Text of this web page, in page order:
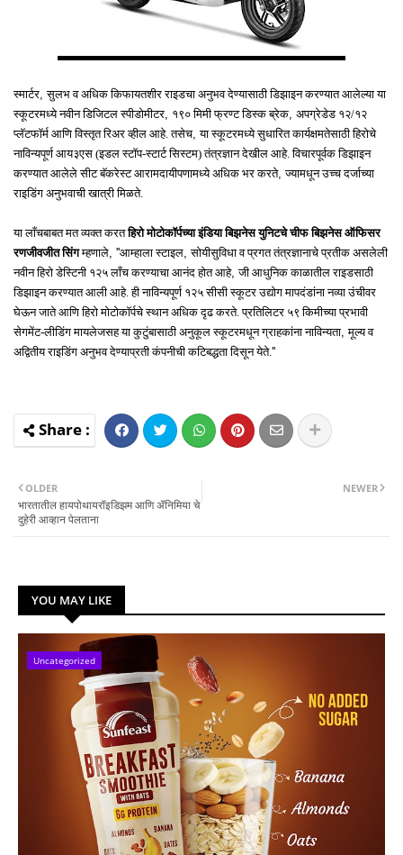
स्‍मार्टर ,सुलभ व अधिक किफायतशीर राइडचा अनुभव देण्‍यासाठी डिझाइन करण्‍यात आलेल्‍या या
स्‍कूटरमध्‍ये नवीन डिजिटल स्‍पीडोमीटर
१९० मिमी फ्रण्‍ट डिस्‍क ब्रेक अपग्रेडेड १२/१२
प्‍लॅटफॉर्म आणि विस्‍तृत रिअर व्‍हील आहे. तसेच,या स्‍कूटरमध्‍ये सुधारित कार्यक्षमतेसाठी हिरोचे
नाविन्‍यपूर्ण आय३एस (इडल स्‍टॉप-स्‍टार्ट सिस्‍टम) तंत्रज्ञान देखील आहे. विचारपूर्वक डिझाइन
करण्‍यात आलेले सीट बॅकरेस्‍ट आरामदायीपणामध्‍ये अधिक भर करते,ज्‍यामधून उच्‍च दर्जाच्‍या
राइडिंग अनुभवाची खात्री मिळते.
या लाँचबाबत मत व्‍यक्‍त करतहिरो मोटोकॉर्पच्‍या इंडिया बिझनेस युनिटचे चीफ बिझनेस ऑफिसर
रणजीवजीत सिंगम्‍हणाले , ''आम्‍हाला स्‍टाइल ,सोयीसुविधा व प्रगत तंत्रज्ञानाचे प्रतीक असलेली
नवीन हिरो डेस्टिनी १२५ लाँच करण्‍याचा आनंद होत आहे,जी आधुनिक काळातील राइडसाठी
डिझाइन करण्‍यात आली आहे. ही नाविन्‍यपूर्ण १२५ सीसी स्‍कूटर उद्योग मापदंडांना नव्‍या उंचीवर
घेऊन जाते आणि हिरो मोटोकॉर्पचे स्‍थान अधिक दृढ करते. प्रतिलिटर ५९ किमीच्‍या प्रभावी
सेगमेंट-लीडिंग मायलेजसह या कुटुंबासाठी अनुकूल स्‍कूटरमधून ग्राहकांना नाविन्‍यता ,मूल्‍य व
अद्वितीय राइडिंग अनुभव देण्‍याप्रती कंपनीची कटिबद्धता दिसून येते.''
NEWER
OLDER
भारतातील हायपोथायरॉइडिझम आणि ॲनिमिया चे
दुहेरी आव्हान पेलताना
YOU MAY LIKE
Uncategorized